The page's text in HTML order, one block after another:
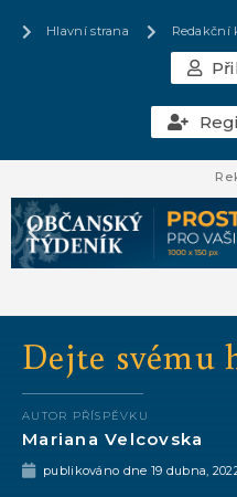
Hlavní strana Redakční
Dejte svému
AUTOR PŘÍSPĚVKU
Mariana Velcovska
publikováno dne 19 dubna,